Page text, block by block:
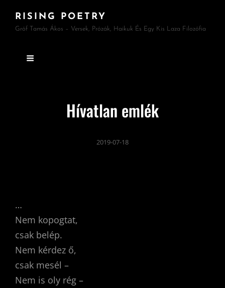
RISING POETRY
Gróf Tamás Ákos – Versek, Prózák, Haikuk És Egy Kis Laza Filozófia
Hívatlan emlék
2019-07-18
…
Nem kopogtat,
csak belép.
Nem kérdez ő,
csak mesél –
Nem is oly rég –